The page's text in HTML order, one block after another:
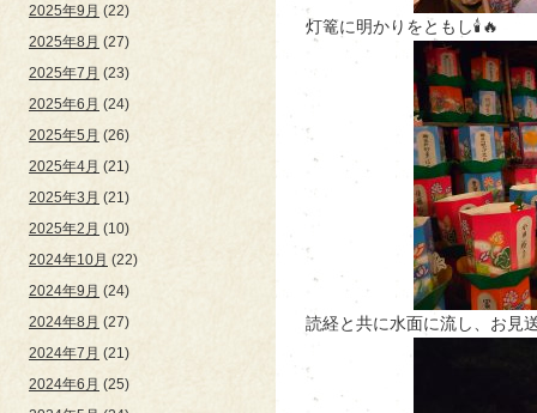
2025年9月 (22)
2025年8月 (27)
2025年7月 (23)
2025年6月 (24)
2025年5月 (26)
2025年4月 (21)
2025年3月 (21)
2025年2月 (10)
2024年10月 (22)
2024年9月 (24)
2024年8月 (27)
2024年7月 (21)
2024年6月 (25)
灯篭に明かりをともし🕯🔥
読経と共に水面に流し、お見